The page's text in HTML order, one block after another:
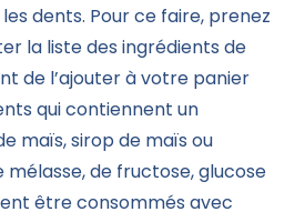
dents. Pour ce faire, prenez
la liste des ingrédients de
de l’ajouter à votre panier
qui contiennent un
maïs, sirop de maïs ou
mélasse, de fructose, glucose
être consommés avec